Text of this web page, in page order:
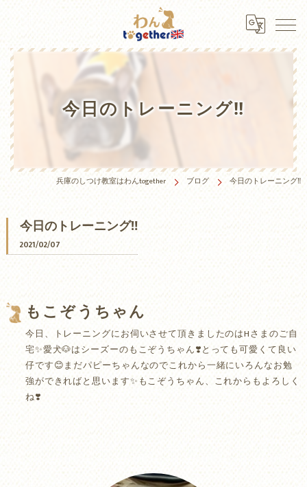
今日のトレーニング‼️
兵庫のしつけ教室はわんtogether ブログ 今日のトレーニング‼️
今日のトレーニング‼️
2021/02/07
今日、トレーニングにお伺いさせて頂きましたのはHさまのご自
宅✨愛犬🐶はシーズーのもこぞうちゃん❣️とっても可愛くて良い
仔です😊まだパピーちゃんなのでこれから一緒にいろんなお勉
強ができればと思います✨もこぞうちゃん、これからもよろしく
ね❣️
もこぞうちゃん